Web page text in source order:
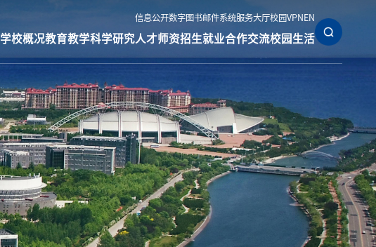
信息公开数字图书邮件系统服务大厅校园VPN EN
学校概况教育教学科学研究人才师资招生就业合作交流校园生活